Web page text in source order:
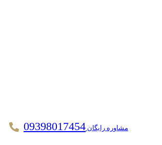
مشاوره رایگان 09398017454